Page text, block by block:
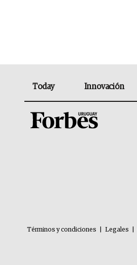
Today Innovación
Términos y condiciones Legales